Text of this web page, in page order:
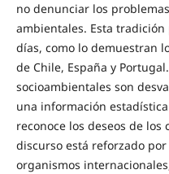
no denunciar los
ambientales. Esta
días, como lo demuestran
de Chile, España y
socioambientales son
una información
reconoce los deseos de los
discurso está reforzado
organismos